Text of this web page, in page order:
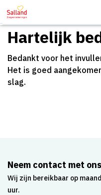
voor
Hartelijk
Bedankt voor het
Het is goed
slag.
Neem contact met
Wij zijn bereikbaar op
uur.